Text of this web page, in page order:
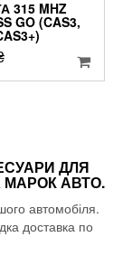
315 MHZ
GO (CAS3,
ДЛЯ
МАРОК АВТО.
автомобіля.
доставка по